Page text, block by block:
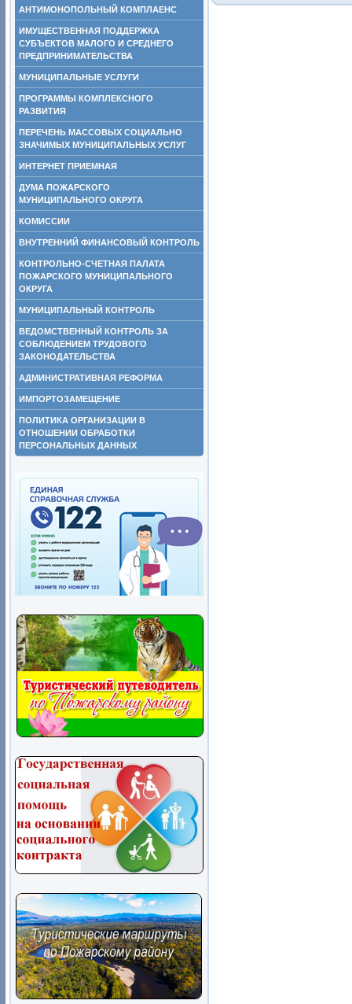
АНТИМОНОПОЛЬНЫЙ КОМПЛАЕНС
ИМУЩЕСТВЕННАЯ ПОДДЕРЖКА
СУБЪЕКТОВ МАЛОГО И СРЕДНЕГО
ПРЕДПРИНИМАТЕЛЬСТВА
МУНИЦИПАЛЬНЫЕ УСЛУГИ
ПРОГРАММЫ КОМПЛЕКСНОГО
РАЗВИТИЯ
ПЕРЕЧЕНЬ МАССОВЫХ СОЦИАЛЬНО
ЗНАЧИМЫХ МУНИЦИПАЛЬНЫХ УСЛУГ
ИНТЕРНЕТ ПРИЕМНАЯ
ДУМА ПОЖАРСКОГО
МУНИЦИПАЛЬНОГО ОКРУГА
КОМИССИИ
ВНУТРЕННИЙ ФИНАНСОВЫЙ КОНТРОЛЬ
КОНТРОЛЬНО-СЧЕТНАЯ ПАЛАТА
ПОЖАРСКОГО МУНИЦИПАЛЬНОГО
ОКРУГА
МУНИЦИПАЛЬНЫЙ КОНТРОЛЬ
ВЕДОМСТВЕННЫЙ КОНТРОЛЬ ЗА
СОБЛЮДЕНИЕМ ТРУДОВОГО
ЗАКОНОДАТЕЛЬСТВА
АДМИНИСТРАТИВНАЯ РЕФОРМА
ИМПОРТОЗАМЕЩЕНИЕ
ПОЛИТИКА ОРГАНИЗАЦИИ В
ОТНОШЕНИИ ОБРАБОТКИ
ПЕРСОНАЛЬНЫХ ДАННЫХ